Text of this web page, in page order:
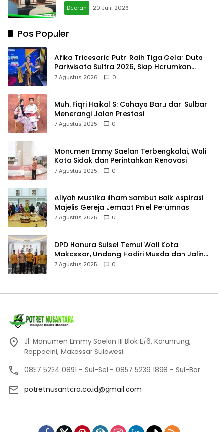
Daerah 20 Juni 2026
Pos Populer
Afika Tricesaria Putri Raih Tiga Gelar Duta
Pariwisata Sultra 2026, Siap Harumkan
Nama Daerah di Tingkat Nasional
7 Agustus 2026 0
Muh. Fiqri Haikal S: Cahaya Baru dari Sulbar
Menerangi Jalan Prestasi
7 Agustus 2025 0
Monumen Emmy Saelan Terbengkalai, Wali
Kota Sidak dan Perintahkan Renovasi
7 Agustus 2025 0
Aliyah Mustika Ilham Sambut Baik Aspirasi
Majelis Gereja Jemaat Pniel Perumnas
7 Agustus 2025 0
DPD Hanura Sulsel Temui Wali Kota
Makassar, Undang Hadiri Musda dan Jalin
Sinergi
7 Agustus 2025 0
Jl. Monumen Emmy Saelan III Blok E/6, Karunrung,
Rappocini, Makassar Sulawesi
0857 5234 0891 - Sul-Sel - 0857 5239 1898 - Sul-Bar
potretnusantara.co.id@gmail.com